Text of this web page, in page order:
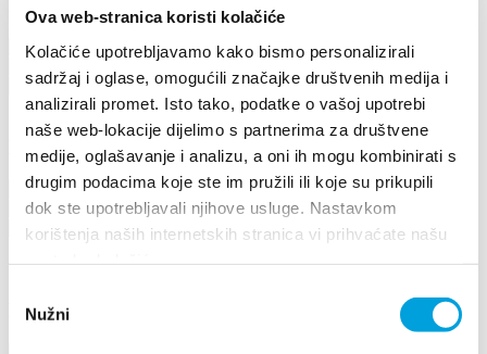
Ova web-stranica koristi kolačiće
Kolačiće upotrebljavamo kako bismo personalizirali
sadržaj i oglase, omogućili značajke društvenih medija i
analizirali promet. Isto tako, podatke o vašoj upotrebi
naše web-lokacije dijelimo s partnerima za društvene
medije, oglašavanje i analizu, a oni ih mogu kombinirati s
drugim podacima koje ste im pružili ili koje su prikupili
dok ste upotrebljavali njihove usluge. Nastavkom
korištenja naših internetskih stranica vi prihvaćate našu
pristanka
Nužni
Prilaz Giričić 5, 21214 Kaštel Gomilica
+385917888835
mradovcic87@gmail.com
Marija Veselinović
Ulica Karla Bakotića 22, 21214 Kaštel Gomilica
+385981770316
marija.veselinovic1@gmail.com
1/4
Marija Vlaić